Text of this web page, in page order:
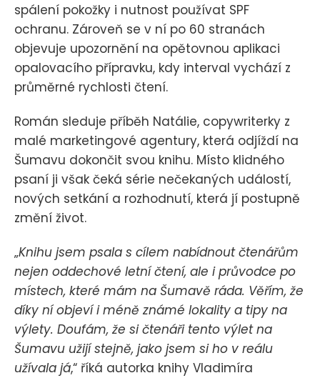
spálení pokožky i nutnost používat SPF
ochranu. Zároveň se v ní po 60 stranách
objevuje upozornění na opětovnou aplikaci
opalovacího přípravku, kdy interval vychází z
průměrné rychlosti čtení.
Román sleduje příběh Natálie, copywriterky z
malé marketingové agentury, která odjíždí na
Šumavu dokončit svou knihu. Místo klidného
psaní ji však čeká série nečekaných událostí,
nových setkání a rozhodnutí, která jí postupně
změní život.
„Knihu jsem psala s cílem nabídnout čtenářům
nejen oddechové letní čtení, ale i průvodce po
místech, které mám na Šumavě ráda. Věřím, že
díky ní objeví i méně známé lokality a tipy na
výlety. Doufám, že si čtenáři tento výlet na
Šumavu užijí stejně, jako jsem si ho v reálu
užívala já,“ říká autorka knihy Vladimíra